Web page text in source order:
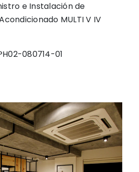
e Instalación de
MULTI V IV
080714-01